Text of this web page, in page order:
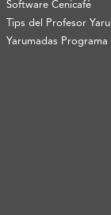
Software Cenicafé
Tips del Profesor
Yarumadas Programa